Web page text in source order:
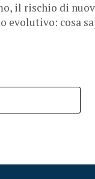
il rischio di
evolutivo: cosa